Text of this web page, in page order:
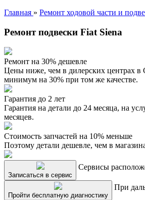
Главная » Ремонт ходовой части и
Ремонт подвески Fiat Siena
Ремонт на 30% дешевле
Цены ниже, чем в дилерских центрах в
минимум на 30% при том же качестве.
Гарантия до 2 лет
Гарантия на детали до 24 месяца, на
месяцев.
Стоимость запчастей на 10% меньше
Поэтому детали дешевле, чем в
Записаться в сервис
Сервисы
Пройти бесплатную диагностику
При